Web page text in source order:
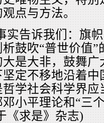
点与方法。
实告诉我们：旗
鼓吹“普世价值
大是大非，鼓舞
定不移地沿着
学社会科学界
小平理论和“三
《求是》杂志)